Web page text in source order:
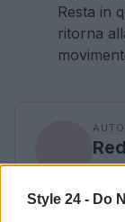
Style 24 - Do
Resta in
ritorna